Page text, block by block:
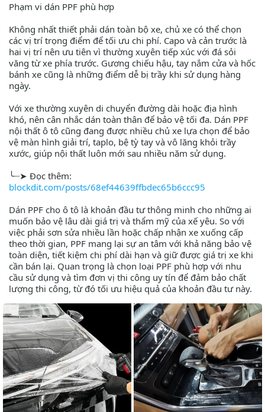
Phạm vi dán PPF phù hợp
Không nhất thiết phải dán toàn bộ xe, chủ xe có thể chọn
các vị trí trọng điểm để tối ưu chi phí. Capo và cản trước là
hai vị trí nên ưu tiên vì thường xuyên tiếp xúc với đá sỏi
văng từ xe phía trước. Gương chiếu hậu, tay nắm cửa và hốc
bánh xe cũng là những điểm dễ bị trầy khi sử dụng hàng
ngày.
Với xe thường xuyên di chuyển đường dài hoặc địa hình
khó, nên cân nhắc dán toàn thân để bảo vệ tối đa. Dán PPF
nội thất ô tô cũng đang được nhiều chủ xe lựa chọn để bảo
vệ màn hình giải trí, taplo, bệ tỳ tay và vô lăng khỏi trầy
xước, giúp nội thất luôn mới sau nhiều năm sử dụng.
╰┈➤ Đọc thêm:
blockdit.com/posts/68ef44639ffbdec65b6ccc95
Dán PPF cho ô tô là khoản đầu tư thông minh cho những ai
muốn bảo vệ lâu dài giá trị và thẩm mỹ của xế yêu. So với
việc phải sơn sửa nhiều lần hoặc chấp nhận xe xuống cấp
theo thời gian, PPF mang lại sự an tâm với khả năng bảo vệ
toàn diện, tiết kiệm chi phí dài hạn và giữ được giá trị xe khi
cần bán lại. Quan trọng là chọn loại PPF phù hợp với nhu
cầu sử dụng và tìm đơn vị thi công uy tín để đảm bảo chất
lượng thi công, từ đó tối ưu hiệu quả của khoản đầu tư này.